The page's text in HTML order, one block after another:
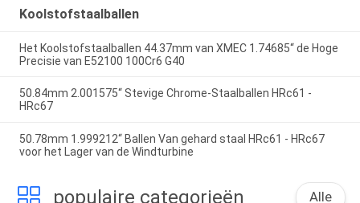
Koolstofstaalballen
Het Koolstofstaalballen 44.37mm van XMEC 1.74685“ de Hoge
Precisie van E52100 100Cr6 G40
50.84mm 2.001575“ Stevige Chrome-Staalballen HRc61 -
HRc67
50.78mm 1.999212“ Ballen Van gehard staal HRc61 - HRc67
voor het Lager van de Windturbine
populaire categorieën Alle